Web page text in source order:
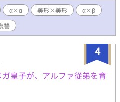
α×α 美形×美形
α×β
讐
4
皇子が、アルファ従弟を育